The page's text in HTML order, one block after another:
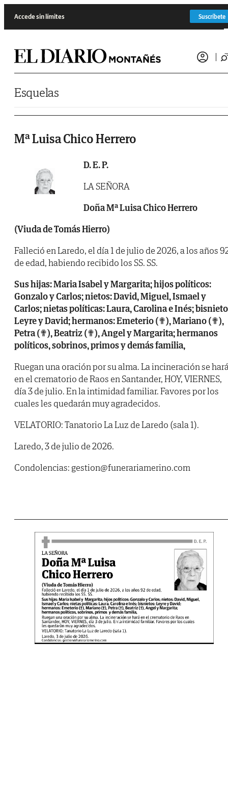
Accede sin límites Suscríbete
Esquelas
Mª Luisa Chico Herrero
D. E. P.
LA SEÑORA
Doña Mª Luisa Chico Herrero
(Viuda de Tomás Hierro)
Falleció en Laredo, el día 1 de julio de 2026, a los años
de edad, habiendo recibido los SS. SS.
Sus hijas: Maria Isabel y Margarita; hijos políticos:
Gonzalo y Carlos; nietos: David, Miguel, Ismael y
Carlos; nietas políticas: Laura, Carolina e Inés;
Leyre y David; hermanos: Emeterio (✟), Mariano (✟),
Petra (✟), Beatriz (✟), Angel y Margarita; hermanos
políticos, sobrinos, primos y demás familia,
Ruegan una oración por su alma. La incineración se
en el crematorio de Raos en Santander, HOY, VIERNES,
día 3 de julio. En la intimidad familiar. Favores por los
cuales les quedarán muy agradecidos.
VELATORIO: Tanatorio La Luz de Laredo (sala 1).
Laredo, 3 de julio de 2026.
Condolencias: gestion@funerariamerino.com